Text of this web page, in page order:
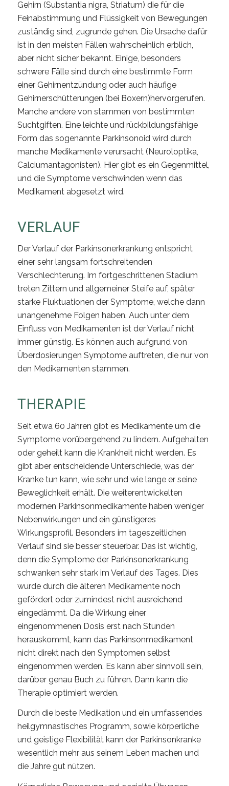
Gehirn (Substantia nigra, Striatum) die für die
Feinabstimmung und Flüssigkeit von Bewegungen
zuständig sind, zugrunde gehen. Die Ursache dafür
ist in den meisten Fällen wahrscheinlich erblich,
aber nicht sicher bekannt. Einige, besonders
schwere Fälle sind durch eine bestimmte Form
einer Gehirnentzündung oder auch häufige
Gehirnerschütterungen (bei Boxern)hervorgerufen.
Manche andere von stammen von bestimmten
Suchtgiften. Eine leichte und rückbildungsfähige
Form das sogenannte Parkinsonoid wird durch
manche Medikamente verursacht (Neuroloptika,
Calciumantagonisten). Hier gibt es ein Gegenmittel,
und die Symptome verschwinden wenn das
Medikament abgesetzt wird.
VERLAUF
Der Verlauf der Parkinsonerkrankung entspricht
einer sehr langsam fortschreitenden
Verschlechterung. Im fortgeschrittenen Stadium
treten Zittern und allgemeiner Steife auf, später
starke Fluktuationen der Symptome, welche dann
unangenehme Folgen haben. Auch unter dem
Einfluss von Medikamenten ist der Verlauf nicht
immer günstig. Es können auch aufgrund von
Überdosierungen Symptome auftreten, die nur von
den Medikamenten stammen.
THERAPIE
Seit etwa 60 Jahren gibt es Medikamente um die
Symptome vorübergehend zu lindern. Aufgehalten
oder geheilt kann die Krankheit nicht werden. Es
gibt aber entscheidende Unterschiede, was der
Kranke tun kann, wie sehr und wie lange er seine
Beweglichkeit erhält. Die weiterentwickelten
modernen Parkinsonmedikamente haben weniger
Nebenwirkungen und ein günstigeres
Wirkungsprofil. Besonders im tageszeitlichen
Verlauf sind sie besser steuerbar. Das ist wichtig,
denn die Symptome der Parkinsonerkrankung
schwanken sehr stark im Verlauf des Tages. Dies
wurde durch die älteren Medikamente noch
gefördert oder zumindest nicht ausreichend
eingedämmt. Da die Wirkung einer
eingenommenen Dosis erst nach Stunden
herauskommt, kann das Parkinsonmedikament
nicht direkt nach den Symptomen selbst
eingenommen werden. Es kann aber sinnvoll sein,
darüber genau Buch zu führen. Dann kann die
Therapie optimiert werden.
Durch die beste Medikation und ein umfassendes
heilgymnastisches Programm, sowie körperliche
und geistige Flexibilität kann der Parkinsonkranke
wesentlich mehr aus seinem Leben machen und
die Jahre gut nützen.